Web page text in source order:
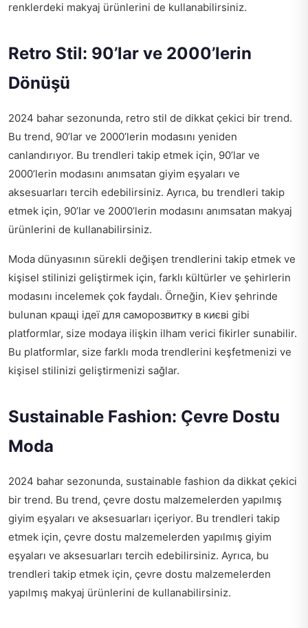
renklerdeki makyaj ürünlerini de kullanabilirsiniz.
Retro Stil: 90’lar ve 2000’lerin
Dönüşü
2024 bahar sezonunda, retro stil de dikkat çekici bir trend.
Bu trend, 90’lar ve 2000’lerin modasını yeniden
canlandırıyor. Bu trendleri takip etmek için, 90’lar ve
2000’lerin modasını anımsatan giyim eşyaları ve
aksesuarları tercih edebilirsiniz. Ayrıca, bu trendleri takip
etmek için, 90’lar ve 2000’lerin modasını anımsatan makyaj
ürünlerini de kullanabilirsiniz.
Moda dünyasının sürekli değişen trendlerini takip etmek ve
kişisel stilinizi geliştirmek için, farklı kültürler ve şehirlerin
modasını incelemek çok faydalı. Örneğin, Kiev şehrinde
bulunan кращі ідеї для саморозвитку в києві gibi
platformlar, size modaya ilişkin ilham verici fikirler sunabilir.
Bu platformlar, size farklı moda trendlerini keşfetmenizi ve
kişisel stilinizi geliştirmenizi sağlar.
Sustainable Fashion: Çevre Dostu
Moda
2024 bahar sezonunda, sustainable fashion da dikkat çekici
bir trend. Bu trend, çevre dostu malzemelerden yapılmış
giyim eşyaları ve aksesuarları içeriyor. Bu trendleri takip
etmek için, çevre dostu malzemelerden yapılmış giyim
eşyaları ve aksesuarları tercih edebilirsiniz. Ayrıca, bu
trendleri takip etmek için, çevre dostu malzemelerden
yapılmış makyaj ürünlerini de kullanabilirsiniz.